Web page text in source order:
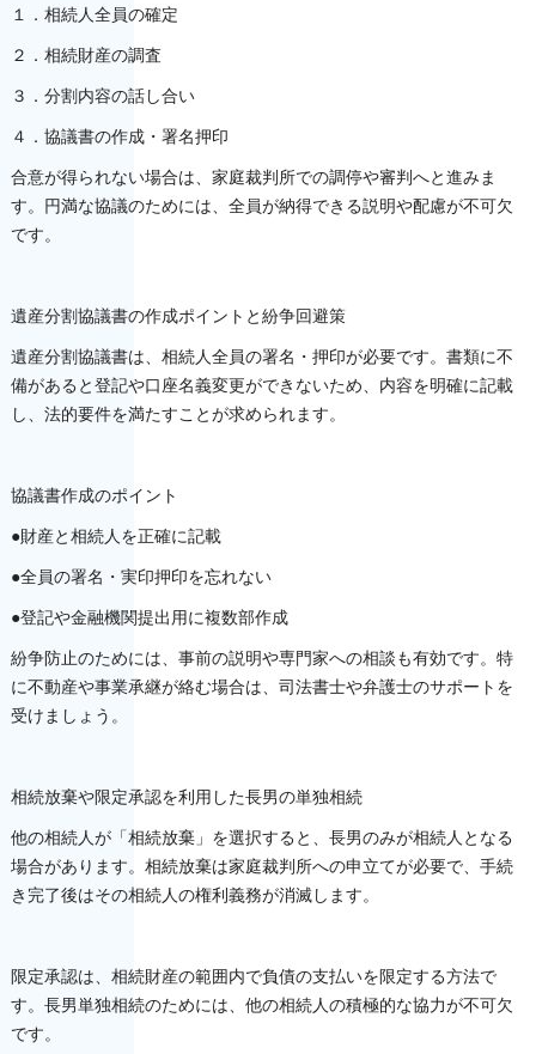
１．相続人全員の確定
２．相続財産の調査
３．分割内容の話し合い
４．協議書の作成・署名押印
合意が得られない場合は、家庭裁判所での調停や審判へと進みま
す。円満な協議のためには、全員が納得できる説明や配慮が不可欠
です。
遺産分割協議書の作成ポイントと紛争回避策
遺産分割協議書は、相続人全員の署名・押印が必要です。書類に不
備があると登記や口座名義変更ができないため、内容を明確に記載
し、法的要件を満たすことが求められます。
協議書作成のポイント
●財産と相続人を正確に記載
●全員の署名・実印押印を忘れない
●登記や金融機関提出用に複数部作成
紛争防止のためには、事前の説明や専門家への相談も有効です。特
に不動産や事業承継が絡む場合は、司法書士や弁護士のサポートを
受けましょう。
相続放棄や限定承認を利用した長男の単独相続
他の相続人が「相続放棄」を選択すると、長男のみが相続人となる
場合があります。相続放棄は家庭裁判所への申立てが必要で、手続
き完了後はその相続人の権利義務が消滅します。
限定承認は、相続財産の範囲内で負債の支払いを限定する方法で
す。長男単独相続のためには、他の相続人の積極的な協力が不可欠
です。